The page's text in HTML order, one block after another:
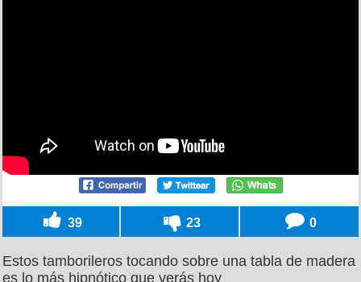
39 23 0
Estos tamborileros tocando sobre una tabla de madera
es lo más hipnótico que verás hoy